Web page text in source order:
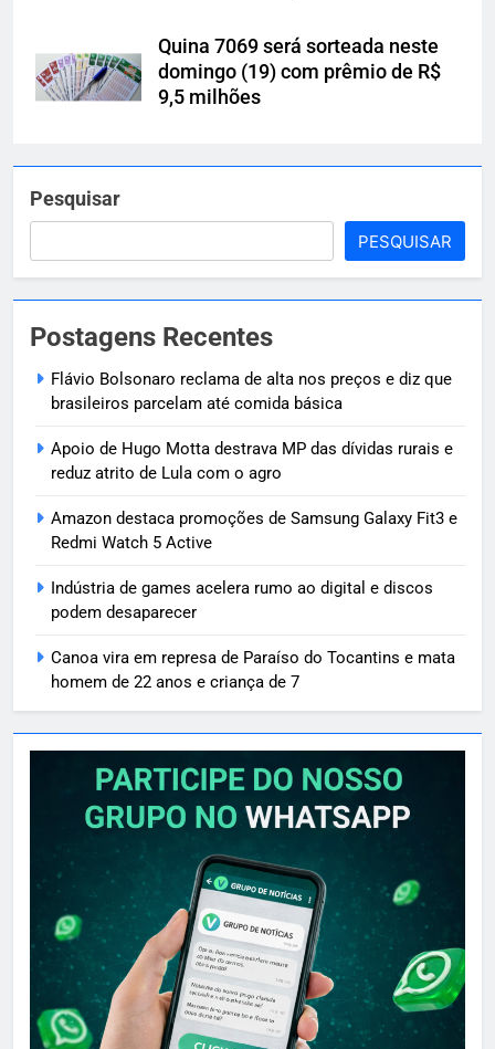
Quina 7069 será sorteada neste
domingo (19) com prêmio de R$
9,5 milhões
Pesquisar
PESQUISAR
Postagens Recentes
Flávio Bolsonaro reclama de alta nos preços e diz que
brasileiros parcelam até comida básica
Apoio de Hugo Motta destrava MP das dívidas rurais e
reduz atrito de Lula com o agro
Amazon destaca promoções de Samsung Galaxy Fit3 e
Redmi Watch 5 Active
Indústria de games acelera rumo ao digital e discos
podem desaparecer
Canoa vira em represa de Paraíso do Tocantins e mata
homem de 22 anos e criança de 7